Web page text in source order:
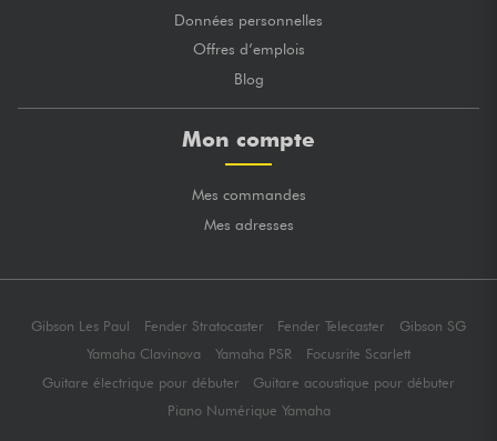
Données personnelles
Offres d’emplois
Blog
Mon compte
Mes commandes
Mes adresses
Gibson Les Paul Fender Stratocaster Fender Telecaster
Gibson SG
Yamaha Clavinova
Yamaha PSR
Focusrite Scarlett
Guitare électrique pour débuter
Guitare acoustique pour débuter
Piano Numérique Yamaha